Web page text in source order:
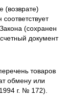
(возврате)
(сохранен
документ
товаров
обмену или
г. № 172).